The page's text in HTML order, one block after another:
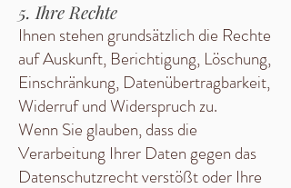
5. Ihre Rechte
Ihnen stehen grundsätzlich die Rechte
auf Auskunft, Berichtigung, Löschung,
Einschränkung, Datenübertragbarkeit,
Widerruf und Widerspruch zu.
Wenn Sie glauben, dass die
Verarbeitung Ihrer Daten gegen das
Datenschutzrecht verstößt oder Ihre